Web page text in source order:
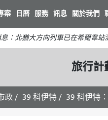
案 日曆 服務 訊息 關於我們
：北猶大方向列車已在希爾韋站
旅行計
政 39 科伊特 39 科伊特